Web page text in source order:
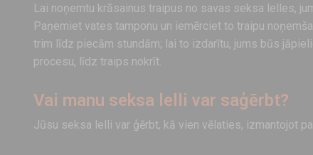
Lai noņemtu krāsainus traipus no savas seksa lelles,
Paņemiet vates tamponu un iemērciet to traipu
trim līdz piecām stundām; lai to izdarītu, jums būs
procesu, līdz traips nokrīt.
Vai manu seksa lelli var saģērbt?
Jūsu seksa lelli var ģērbt, kā vien vēlaties, izmantojot